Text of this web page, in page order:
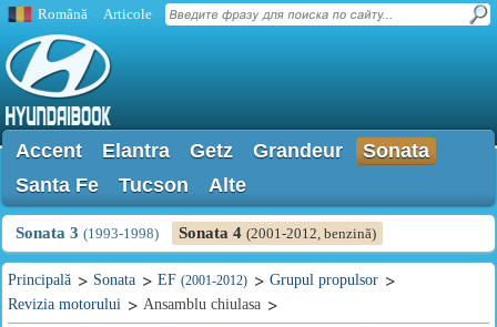
Română Articole
Accent Elantra Getz Grandeur
Sonata
Santa Fe
Tucson Alte
Sonata 3 (1993-1998) Sonata 4 (2001-2012, benzină)
Principală Sonata EF (2001-2012)
Grupul propulsor
Revizia motorului
Ansamblu chiulasa